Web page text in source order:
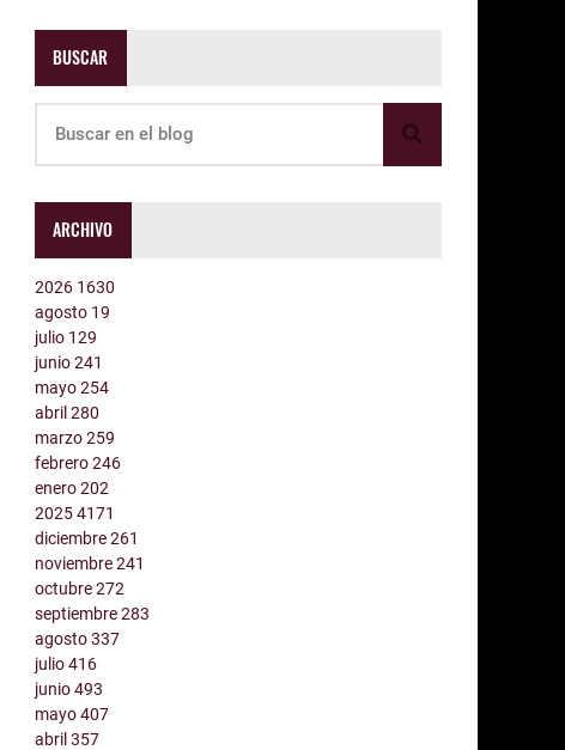
BUSCAR
ARCHIVO
2026 1630
agosto 19
julio 129
junio241
mayo254
abril280
marzo259
febrero246
enero202
20254171
diciembre261
noviembre241
octubre272
septiembre283
agosto337
julio416
junio493
mayo407
abril357